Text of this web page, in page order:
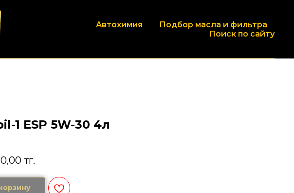
Автохимия
Подбор масла и фильтра
Поиск по сайту
1 ESP 5W-30 4л
тг.